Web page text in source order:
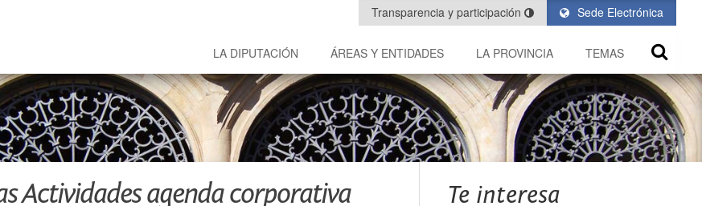
Sede Electrónica
Transparencia y participación
LA DIPUTACIÓN ÁREAS Y ENTIDADES LA PROVINCIA TEMAS
Actividades agenda corporativa Te interesa